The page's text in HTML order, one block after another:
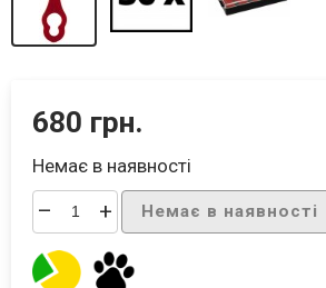
680 грн.
Немає в наявності
– + Немає в наявності